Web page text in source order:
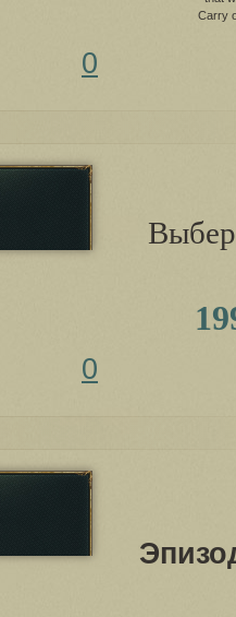
Carry
0
0